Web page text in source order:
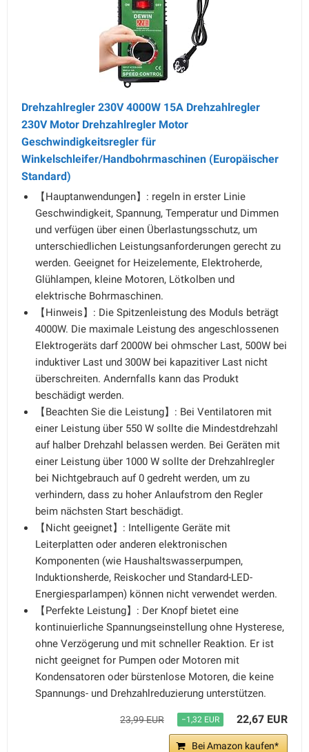
Drehzahlregler 230V 4000W 15A Drehzahlregler
230V Motor Drehzahlregler Motor
Geschwindigkeitsregler für
Winkelschleifer/Handbohrmaschinen (Europäischer
Standard)
【Hauptanwendungen】: regeln in erster Linie
Geschwindigkeit, Spannung, Temperatur und Dimmen
und verfügen über einen Überlastungsschutz, um
unterschiedlichen Leistungsanforderungen gerecht zu
werden. Geeignet for Heizelemente, Elektroherde,
Glühlampen, kleine Motoren, Lötkolben und
elektrische Bohrmaschinen.
【Hinweis】: Die Spitzenleistung des Moduls beträgt
4000W. Die maximale Leistung des angeschlossenen
Elektrogeräts darf 2000W bei ohmscher Last, 500W bei
induktiver Last und 300W bei kapazitiver Last nicht
überschreiten. Andernfalls kann das Produkt
beschädigt werden.
【Beachten Sie die Leistung】: Bei Ventilatoren mit
einer Leistung über 550 W sollte die Mindestdrehzahl
auf halber Drehzahl belassen werden. Bei Geräten mit
einer Leistung über 1000 W sollte der Drehzahlregler
bei Nichtgebrauch auf 0 gedreht werden, um zu
verhindern, dass zu hoher Anlaufstrom den Regler
beim nächsten Start beschädigt.
【Nicht geeignet】: Intelligente Geräte mit
Leiterplatten oder anderen elektronischen
Komponenten (wie Haushaltswasserpumpen,
Induktionsherde, Reiskocher und Standard-LED-
Energiesparlampen) können nicht verwendet werden.
【Perfekte Leistung】: Der Knopf bietet eine
kontinuierliche Spannungseinstellung ohne Hysterese,
ohne Verzögerung und mit schneller Reaktion. Er ist
nicht geeignet for Pumpen oder Motoren mit
Kondensatoren oder bürstenlose Motoren, die keine
Spannungs- und Drehzahlreduzierung unterstützen.
23,99 EUR −1,32 EUR 22,67 EUR
Bei Amazon kaufen*